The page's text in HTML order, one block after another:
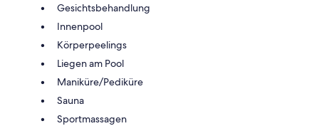
Gesichtsbehandlung
Innenpool
Körperpeelings
Liegen am Pool
Maniküre/Pediküre
Sauna
Sportmassagen